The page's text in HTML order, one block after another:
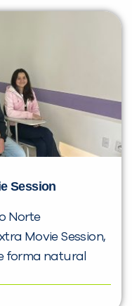
Session
Norte
Movie Session,
forma natural